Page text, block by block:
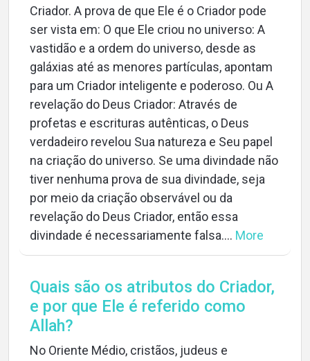
Home
About
Languages
Criador. A prova de que Ele é o Criador pode
ser vista em: O que Ele criou no universo: A
vastidão e a ordem do universo, desde as
galáxias até as menores partículas, apontam
para um Criador inteligente e poderoso. Ou A
revelação do Deus Criador: Através de
profetas e escrituras autênticas, o Deus
verdadeiro revelou Sua natureza e Seu papel
na criação do universo. Se uma divindade não
tiver nenhuma prova de sua divindade, seja
por meio da criação observável ou da
revelação do Deus Criador, então essa
divindade é necessariamente falsa.... More
Quais são os atributos do Criador,
e por que Ele é referido como
Allah?
No Oriente Médio, cristãos, judeus e